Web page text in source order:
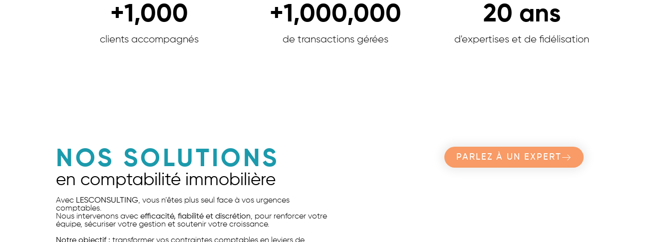
clients accompagnés
+1,000
de transactions gérées
+1,000,000
d'expertises et de fidélisation
20 ans
NOS SOLUTIONS
en comptabilité immobilière
Avec LESCONSULTING, vous n’êtes plus seul face à vos urgences
comptables.
Nous intervenons avec efficacité, fiabilité et discrétion, pour renforcer votre
équipe, sécuriser votre gestion et soutenir votre croissance.
PARLEZ À UN EXPERT